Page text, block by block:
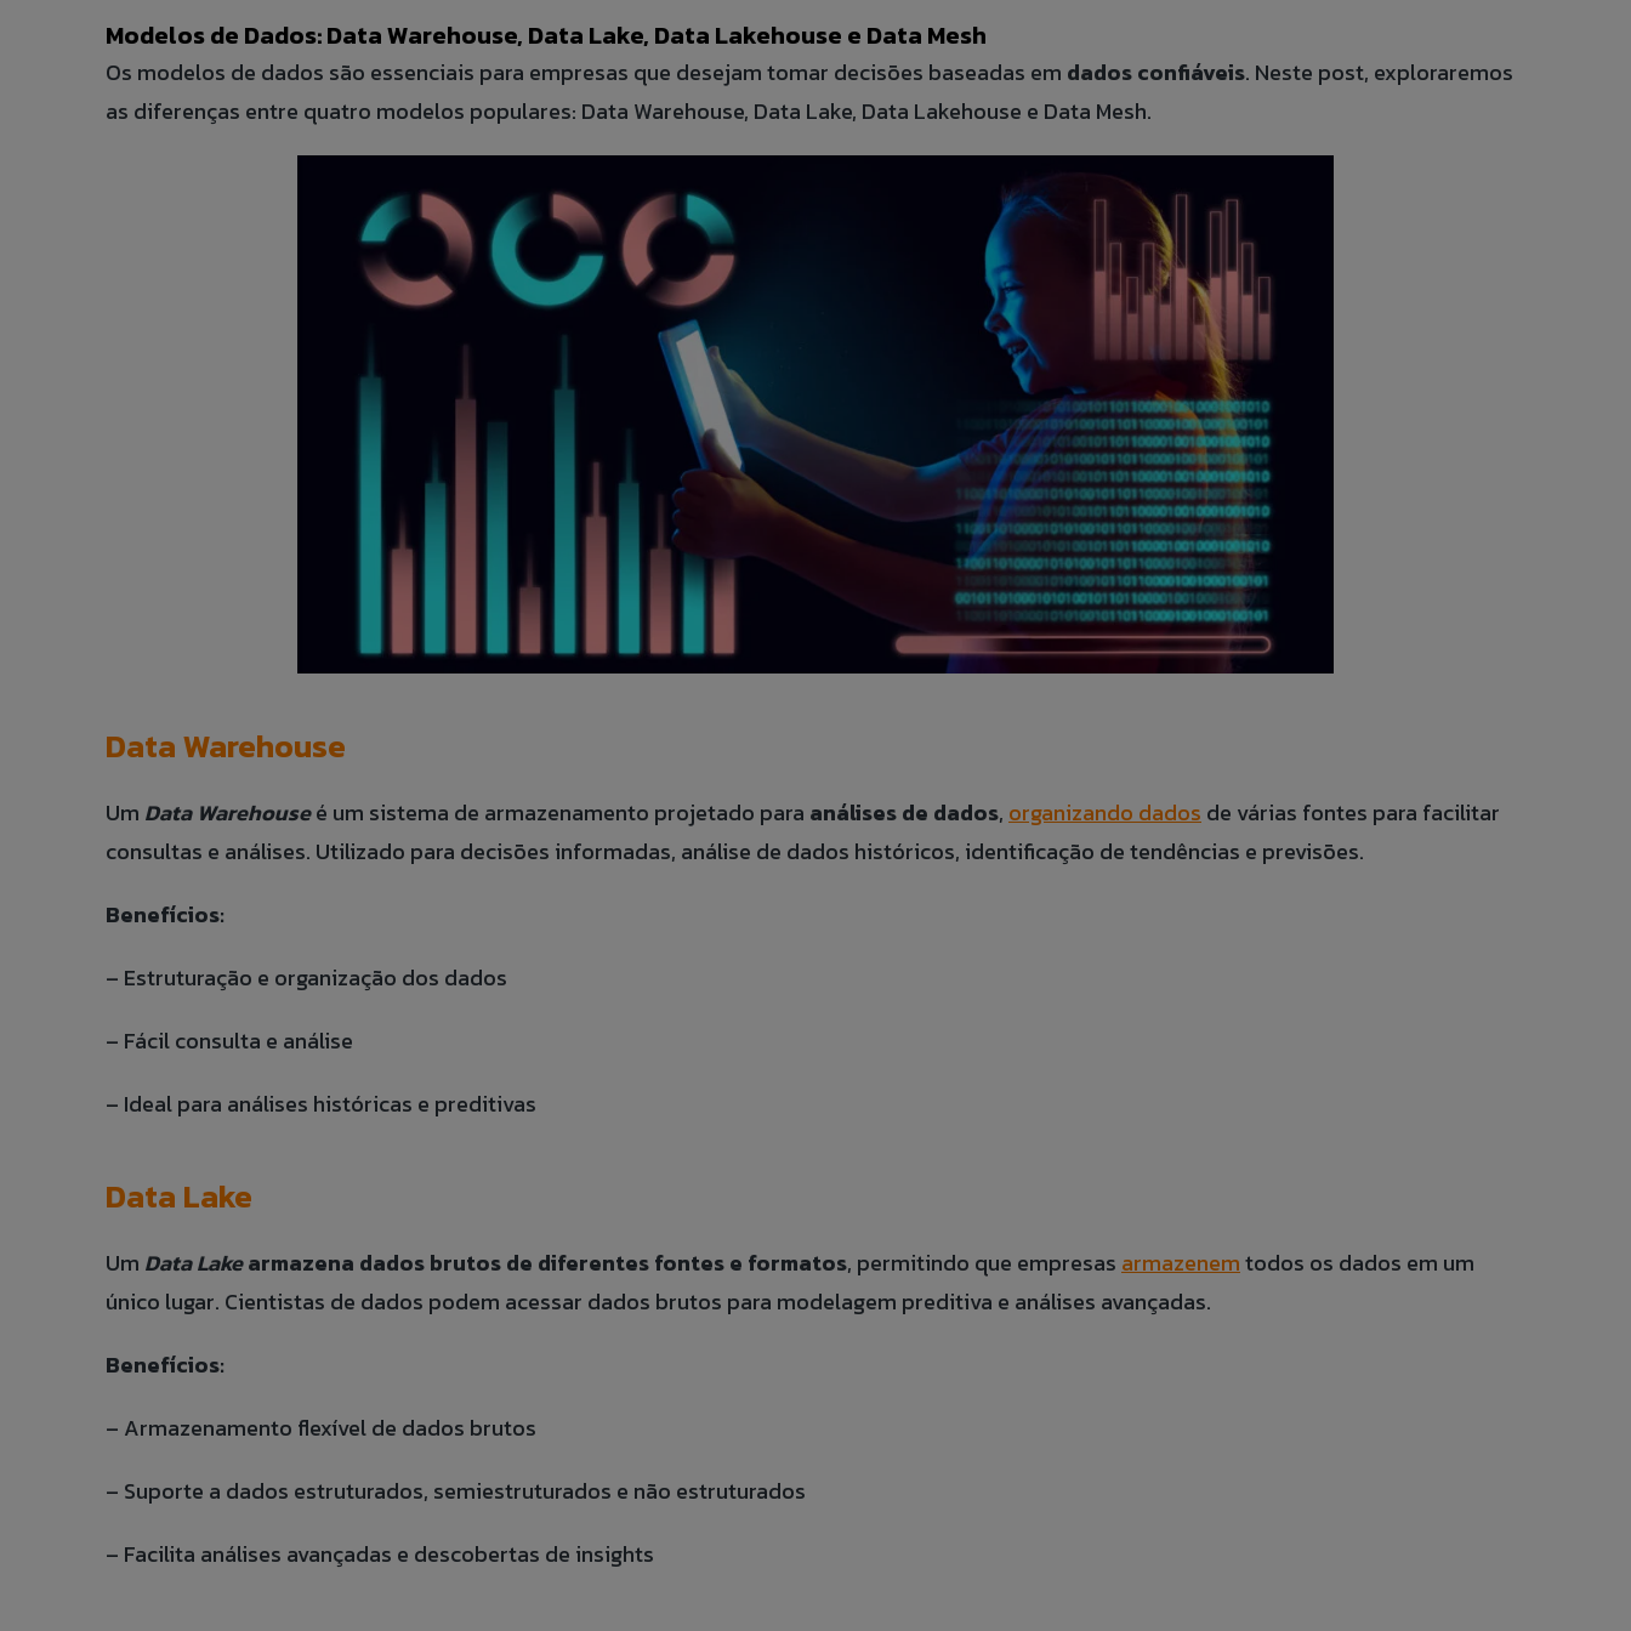
ÁREA DO COLABORADOR
FALE CONOSO
CANAL DE ÉTICA
Modelos de Dados: Data Warehouse, Data Lake, Data Lakehouse e Data Mesh
Os modelos de dados são essenciais para empresas que desejam tomar decisões baseadas em dados confiáveis. Neste post, exploraremos
as diferenças entre quatro modelos populares: Data Warehouse, Data Lake, Data Lakehouse e Data Mesh.
Data Warehouse
Um Data Warehouseé um sistema de armazenamento projetado para análises de dados, organizando dados de várias fontes para facilitar
consultas e análises. Utilizado para decisões informadas, análise de dados históricos, identificação de tendências e previsões.
Benefícios:
– Estruturação e organização dos dados
– Fácil consulta e análise
– Ideal para análises históricas e preditivas
Data Lake
Um Data Lakearmazena dados brutos de diferentes fontes e formatos, permitindo que empresas armazenemtodos os dados em um
único lugar. Cientistas de dados podem acessar dados brutos para modelagem preditiva e análises avançadas.
Benefícios:
– Armazenamento flexível de dados brutos
– Suporte a dados estruturados, semiestruturados e não estruturados
– Facilita análises avançadas e descobertas de insights